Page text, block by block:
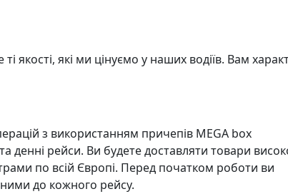
якості, які ми цінуємо у наших водіїв. Вам
з використанням причепів MEGA box
рейси. Ви будете доставляти товари
по всій Європі. Перед початком роботи ви
до кожного рейсу.